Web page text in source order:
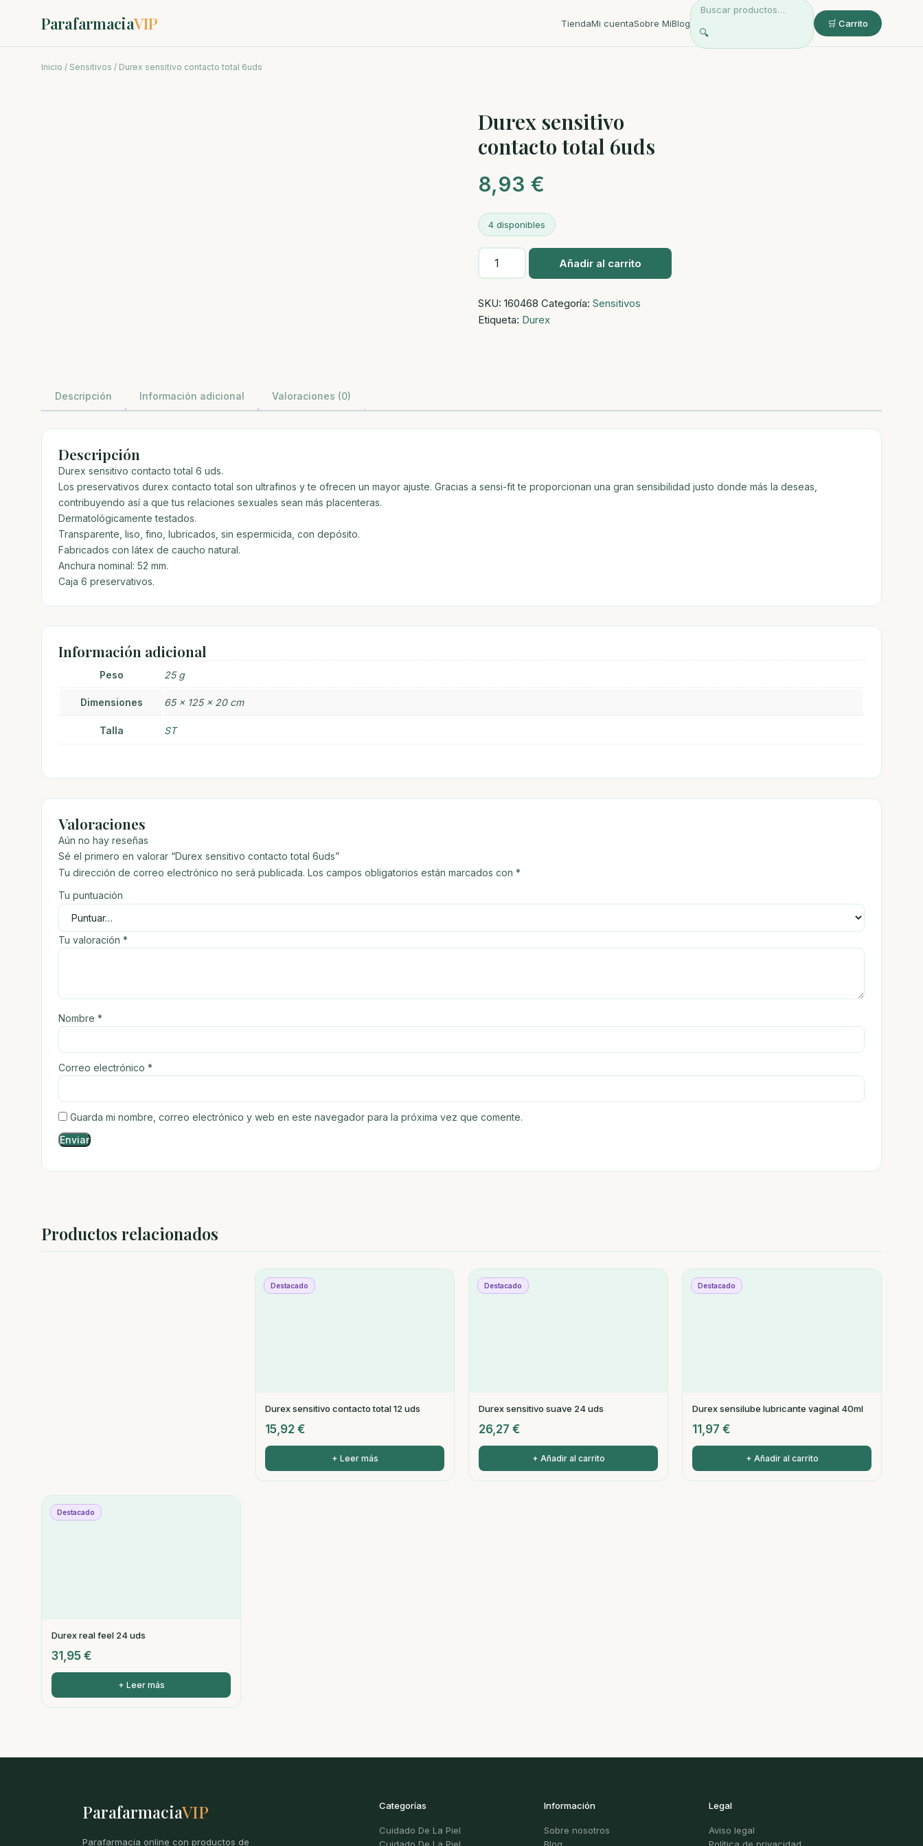
ParafarmaciaVIP TiendaMi cuentaSobre MiBlog
🔍
🛒 Carrito
Inicio / Sensitivos / Durex sensitivo contacto total 6uds
Durex sensitivo
contacto total 6uds
8,93 €
4 disponibles
Durex
sensitivo
total
6uds
Añadir al carrito
SKU: 160468 Categoría: Sensitivos
Etiqueta: Durex
Descripción Información adicional Valoraciones (0)
Descripción
Durex sensitivo contacto total 6 uds.
Los preservativos durex contacto total son ultrafinos y te ofrecen un mayor ajuste. Gracias a sensi-fit te proporcionan una gran sensibilidad justo donde más la deseas,
contribuyendo así a que tus relaciones sexuales sean más placenteras.
Dermatológicamente testados.
Transparente, liso, fino, lubricados, sin espermicida, con depósito.
Fabricados con látex de caucho natural.
Anchura nominal: 52 mm.
Caja 6 preservativos.
Información adicional
Peso 25 g
Dimensiones 65 × 125 × 20 cm
Talla ST
Valoraciones
Aún no hay reseñas
Sé el primero en valorar “Durex sensitivo contacto total 6uds”
Tu dirección de correo electrónico no será publicada. Los campos obligatorios están marcados con *
Tu puntuación
Tu valoración *
Nombre *
Correo electrónico *
Guarda mi nombre, correo electrónico y web en este navegador para la próxima vez que comente.
Productos relacionados
Destacado
Durex sensitivo contacto total 12 uds
15,92 €
+ Leer más
Destacado
Durex sensitivo suave 24 uds
26,27 €
+ Añadir al carrito
Destacado
Durex sensilube lubricante vaginal 40ml
11,97 €
+ Añadir al carrito
Destacado
Durex real feel 24 uds
31,95 €
+ Leer más
ParafarmaciaVIP
Parafarmacia online con productos de
Categorías
Cuidado De La Piel
Cuidado De La Piel
Información
Sobre nosotros
Blog
Legal
Aviso legal
Política de privacidad